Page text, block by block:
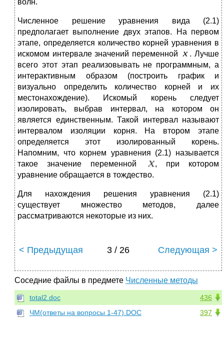
волн.
Численное решение уравнения вида (2.1)
предполагает выполнение двух этапов. На первом
этапе, определяется количество корней уравнения в
искомом интервале значений переменной
. Лучше
всего этот этап реализовывать не программным, а
интерактивным образом (построить график и
визуально определить количество корней и их
местонахождение). Искомый корень следует
изолировать, выбрав интервал, на котором он
является единственным. Такой интервал называют
интервалом изоляции корня. На втором этапе
определяется этот изолированный корень.
Напомним, что корнем уравнения (2.1) называется
такое значение переменной
, при котором
уравнение обращается в тождество.
Для нахождения решения уравнения (2.1)
существует множество методов, далее
рассматриваются некоторые из них.
< Предыдущая 3 / 26 Следующая >
Соседние файлы в предмете Численные методы
436
total2.doc
397
ЧМ(ответы на вопросы 1-47).DOC